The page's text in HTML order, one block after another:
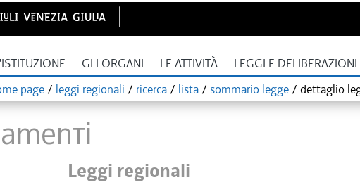
GLI ORGANI LE ATTIVITÀ LEGGI E DELIBERAZIONI
page / leggi regionali / ricerca / lista / sommario legge / dettaglio
Leggi regionali